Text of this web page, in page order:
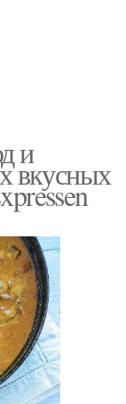
и
вкусных